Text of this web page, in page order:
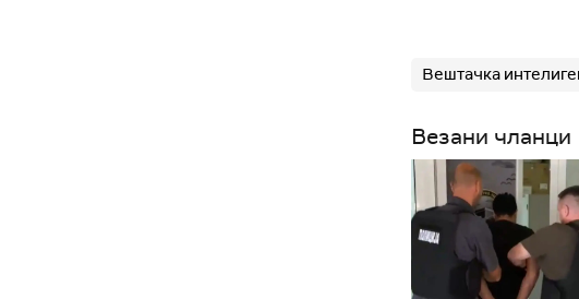
Вештачка
Везани чланци